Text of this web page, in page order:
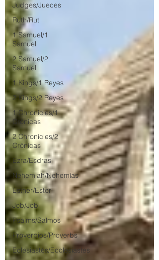
Judges/Jueces
Ruth/Rut
1 Samuel/1
Samuel
2 Samuel/2
Samuel
1 Kings/1 Reyes
2 Kings/2 Reyes
1 Chronicles/1
Crónicas
2 Chronicles/2
Crónicas
Ezra/Esdras
Nehemiah/Nehemías
Esther/Ester
Job/Job
Psalms/Salmos
Proverbios/Proverbs
Eclesiastés/Ecclesiastes